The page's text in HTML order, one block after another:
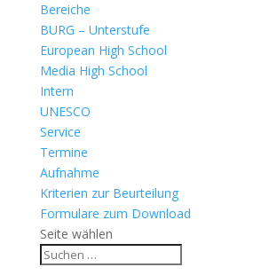
Bereiche
BURG – Unterstufe
European High School
Media High School
Intern
UNESCO
Service
Termine
Aufnahme
Kriterien zur Beurteilung
Formulare zum Download
Seite wählen